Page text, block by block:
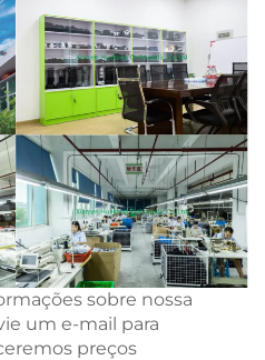
sobre nossa
um e-mail para
preços